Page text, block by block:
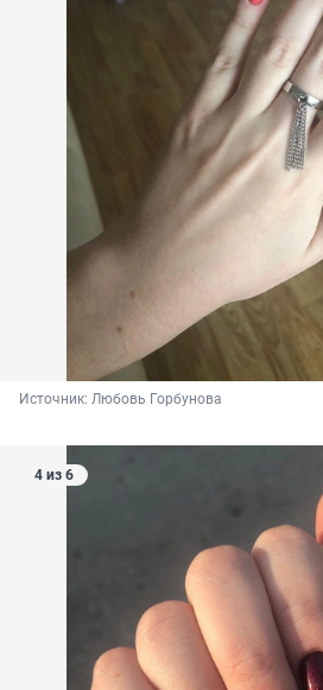
Источник: Любовь Горбунова
4 из 6